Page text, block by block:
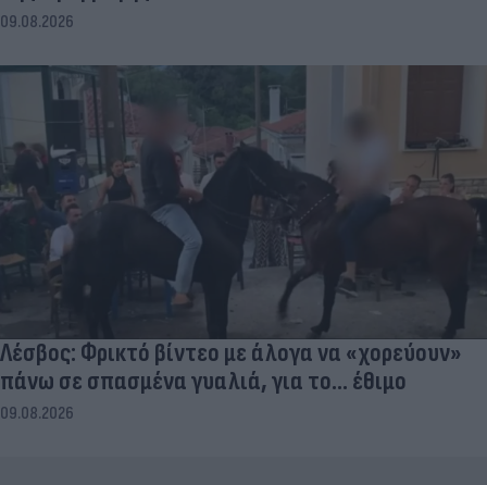
09.08.2026
Λέσβος: Φρικτό βίντεο με άλογα να «χορεύουν»
πάνω σε σπασμένα γυαλιά, για το... έθιμο
09.08.2026